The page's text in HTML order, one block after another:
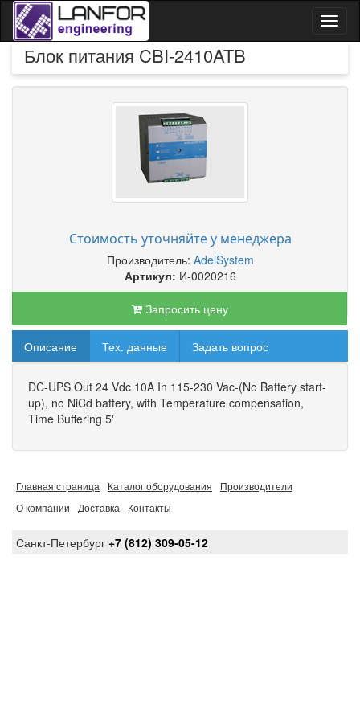
Блок питания CBI-2410ATB
Стоимость уточняйте у менеджера
Производитель: AdelSystem
Артикул: И-0020216
Запросить цену
Описание Тех. данные Задать вопрос
DC-UPS Out 24 Vdc 10A In 115-230 Vac-(No Battery start-
up), no NiCd battery, with Temperature compensation,
Time Buffering 5'
Главная страница Каталог оборудования
Производители
О компании
Доставка Контакты
Санкт-Петербург +7 (812) 309-05-12